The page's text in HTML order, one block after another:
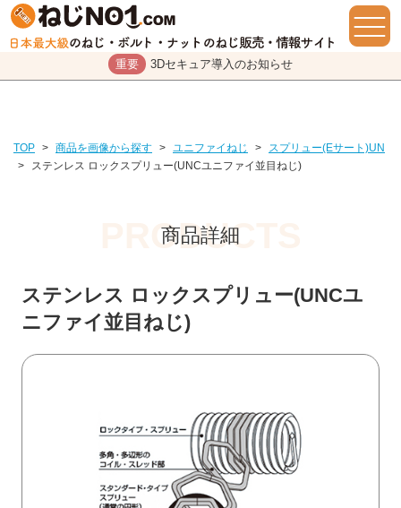
重要 3Dセキュア導入のお知らせ
TOP > 商品を画像から探す > ユニファイねじ >
スプリュー(Eサート)UN
>
ステンレス ロックスプリュー(UNCユニファイ並目ねじ)
商品詳細
ステンレス ロックスプリュー(UNCユ
ニファイ並目ねじ)